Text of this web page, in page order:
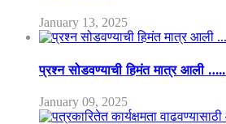
January 13, 2025
प्रश्न सोडवण्याची हिमंत मात्र आली …..
January 09, 2025